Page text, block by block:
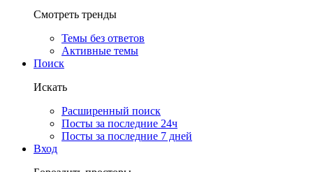
Смотреть тренды
Темы без ответов
Активные темы
Поиск
Искать
Расширенный поиск
Посты за последние 24ч
Посты за последние 7 дней
Вход